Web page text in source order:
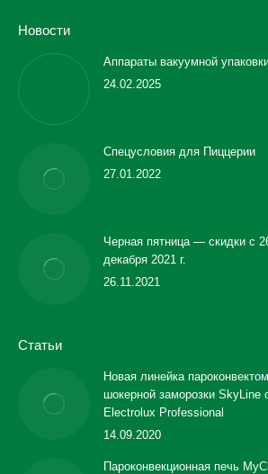
Новости
Аппараты вакуумной
24.02.2025
Спецусловия для Пиццерии
27.01.2022
Черная пятница — скидки с
декабря 2021 г.
26.11.2021
Статьи
Новая линейка
шокерной заморозки SkyLine
Electrolux Professional
14.09.2020
Пароконвекционная печь